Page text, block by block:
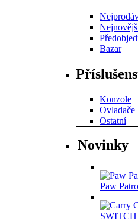
Bazar
Konzole
Ovladače
Ostatní
Novinky
Paw